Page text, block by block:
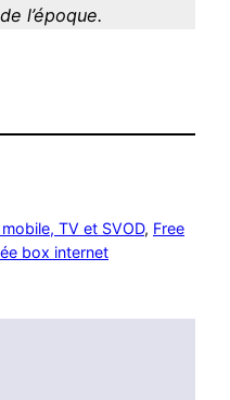
l’époque.
TV et SVOD, Free
box internet